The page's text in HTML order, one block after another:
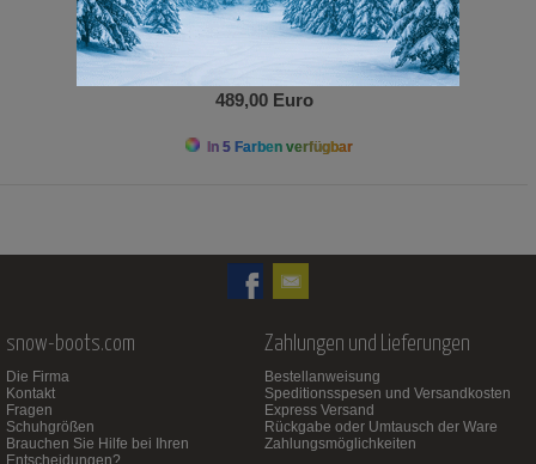
489,00 Euro
In 5 Farben verfügbar
snow-boots.com
Die Firma
Kontakt
Fragen
Schuhgrößen
Brauchen Sie Hilfe bei Ihren
Entscheidungen?
Zahlungen und Lieferungen
Bestellanweisung
Speditionsspesen und Versandkosten
Express Versand
Rückgabe oder Umtausch der Ware
Zahlungsmöglichkeiten